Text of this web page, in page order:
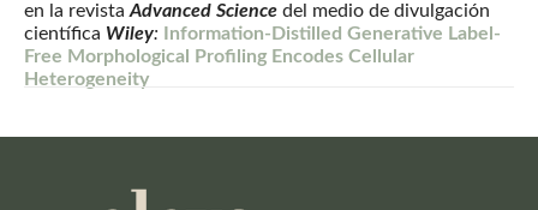
en la revista Advanced Science del medio de divulgación
científica Wiley:
Information-Distilled Generative Label-
Free Morphological Profiling Encodes Cellular
Heterogeneity